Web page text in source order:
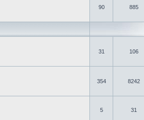
90 885
31 106
354 8242
5 31